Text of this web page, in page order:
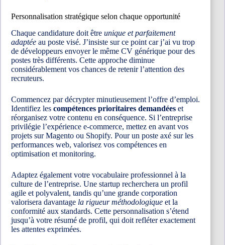
Personnalisation stratégique selon chaque opportunité
Chaque candidature doit être unique et parfaitement
adaptée au poste visé. J’insiste sur ce point car j’ai vu trop
de développeurs envoyer le même CV générique pour des
postes très différents. Cette approche diminue
considérablement vos chances de retenir l’attention des
recruteurs.
Commencez par décrypter minutieusement l’offre d’emploi.
Identifiez les compétences prioritaires demandées et
réorganisez votre contenu en conséquence. Si l’entreprise
privilégie l’expérience e-commerce, mettez en avant vos
projets sur Magento ou Shopify. Pour un poste axé sur les
performances web, valorisez vos compétences en
optimisation et monitoring.
Adaptez également votre vocabulaire professionnel à la
culture de l’entreprise. Une startup recherchera un profil
agile et polyvalent, tandis qu’une grande corporation
valorisera davantage la rigueur méthodologique et la
conformité aux standards. Cette personnalisation s’étend
jusqu’à votre résumé de profil, qui doit refléter exactement
les attentes exprimées.